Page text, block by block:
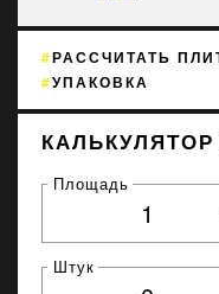
РАССЧИТАТЬ
УПАКОВКА
Площадь
Штук